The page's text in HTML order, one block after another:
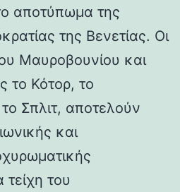
αποτύπωμα της
της Βενετίας. Οι
Μαυροβουνίου και
το Κότορ, το
Σπλιτ, αποτελούν
και
τείχη του